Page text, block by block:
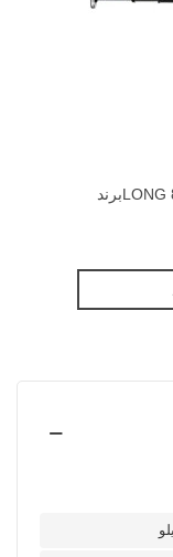
میله بارفیکس تن زیب مدل LONG 80-110برند